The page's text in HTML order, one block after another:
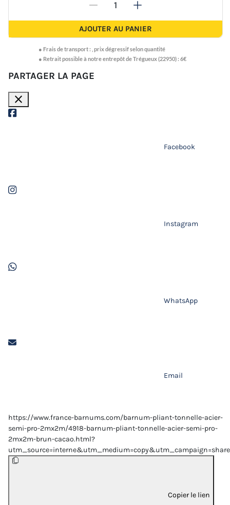
- +
AJOUTER AU PANIER
● Frais de transport : prix dégressif selon quantité
● Retrait possible à notre entrepôt de Trégueux (22950) : 6€
PARTAGER LA PAGE
close
Facebook
Instagram
WhatsApp
Email
https://www.france-barnums.com/barnum-pliant-tonnelle-acier-
semi-pro-2mx2m/4918-barnum-pliant-tonnelle-acier-semi-pro-
2mx2m-brun-cacao.html?
Copier le lien